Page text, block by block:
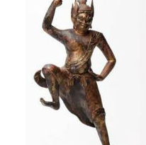
ITの今と未来を見通す
スマホと通信の最新トレンド
進化するPCとデバイスの未来
好きが集まる 比べて選べる
ビジネスと働き方のヒント